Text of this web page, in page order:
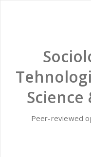
Peer-reviewed